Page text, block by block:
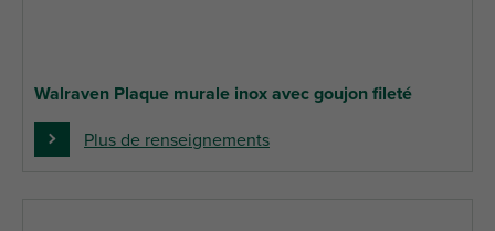
Walraven Plaque murale inox avec goujon fileté
Plus de renseignements